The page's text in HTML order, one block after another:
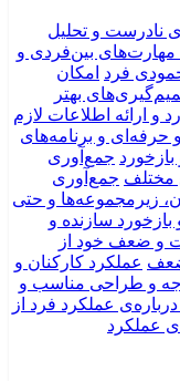
نادرست و تحلیل
مهارت‌های بین‌فردی و
فرد امکان
بهتر
و ارائه اطلاعات لازم
و برنامه‌های
جمع‌آوری
مختلف جمع‌آوری
زیرمجموعه‌ها و حتی
سازنده و
و ضعف خود از
عملکرد کارکنان و
اجرای فیدبک 360 درجه و طراحی مناسب و
عملکرد فرد از
عملکرد